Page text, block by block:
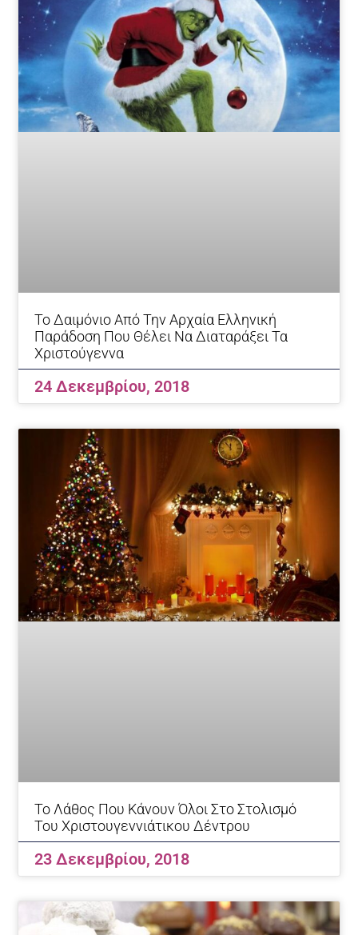
Το Δαιμόνιο Από Την Αρχαία Ελληνική
Παράδοση Που Θέλει Να Διαταράξει Τα
Χριστούγεννα
24 Δεκεμβρίου, 2018
Το Λάθος Που Κάνουν Όλοι Στο Στολισμό
Του Χριστουγεννιάτικου Δέντρου
23 Δεκεμβρίου, 2018